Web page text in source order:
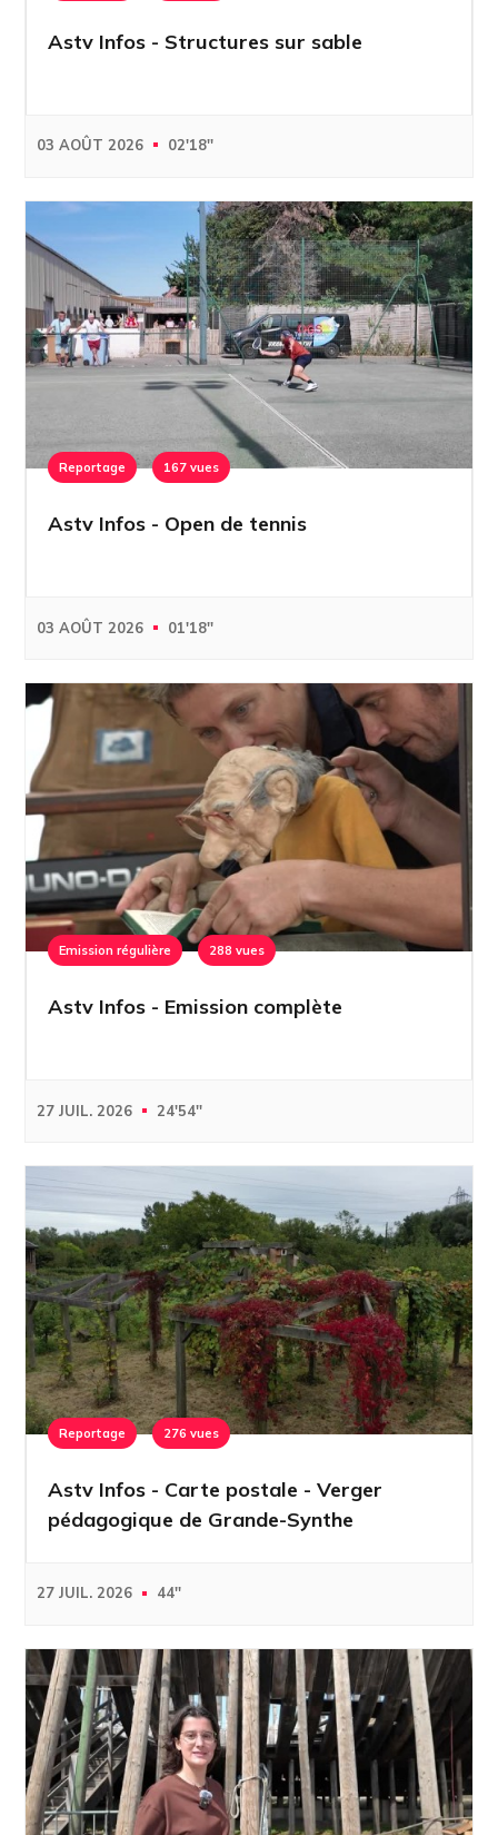
Astv Infos - Structures sur sable
03 AOÛT 2026 02'18''
Reportage 167 vues
Astv Infos - Open de tennis
03 AOÛT 2026 01'18''
Emission régulière 288 vues
Astv Infos - Emission complète
27 JUIL. 2026 24'54''
Reportage 276 vues
Astv Infos - Carte postale - Verger
pédagogique de Grande-Synthe
27 JUIL. 2026 44''